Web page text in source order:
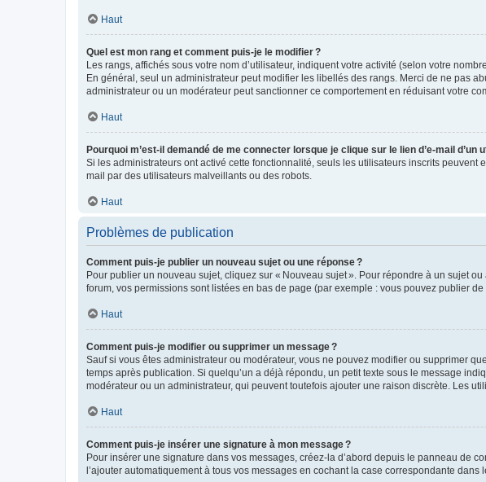
Haut
Quel est mon rang et comment puis-je le modifier ?
Les rangs, affichés sous votre nom d’utilisateur, indiquent votre activité (selon votre
En général, seul un administrateur peut modifier les libellés des rangs. Merci de ne pas
administrateur ou un modérateur peut sanctionner ce comportement en réduisant votre
Haut
Pourquoi m’est-il demandé de me connecter lorsque je clique sur le lien d’e-mail d’un
Si les administrateurs ont activé cette fonctionnalité, seuls les utilisateurs inscrits
mail par des utilisateurs malveillants ou des robots.
Haut
Problèmes de publication
Comment puis-je publier un nouveau sujet ou une réponse ?
Pour publier un nouveau sujet, cliquez sur « Nouveau sujet ». Pour répondre à un sujet
forum, vos permissions sont listées en bas de page (par exemple : vous pouvez publier
Haut
Comment puis-je modifier ou supprimer un message ?
Sauf si vous êtes administrateur ou modérateur, vous ne pouvez modifier ou supprimer
temps après publication. Si quelqu’un a déjà répondu, un petit texte sous le message
modérateur ou un administrateur, qui peuvent toutefois ajouter une raison discrète. Les
Haut
Comment puis-je insérer une signature à mon message ?
Pour insérer une signature dans vos messages, créez-la d’abord depuis le panneau de
l’ajouter automatiquement à tous vos messages en cochant la case correspondante